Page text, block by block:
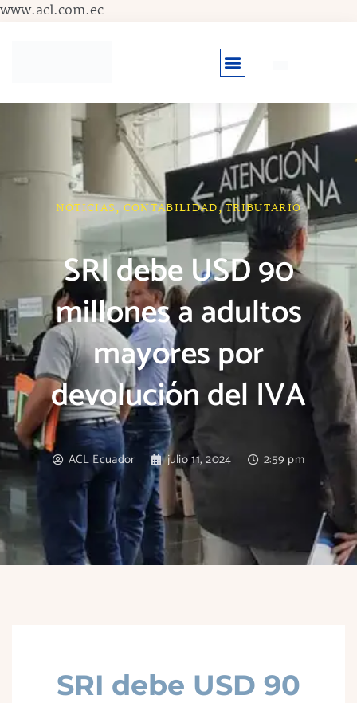
www.acl.com.ecIr
NOTICIAS, CONTABILIDAD,TRIBUTARIO
SRI debe USD 90
millones a adultos
mayores por
devolución del IVA
ACL Ecuador julio 11, 2024 2:59 pm
SRI debe USD 90